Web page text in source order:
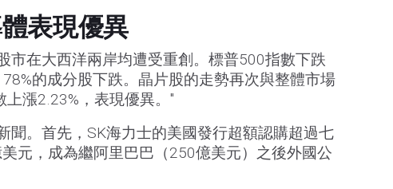
表現優異
市在大西洋兩岸均遭受重創。標普500指數下跌
的成分股下跌。晶片股的走勢再次與整體市場
漲2.23%，表現優異。"
聞。首先，SK海力士的美國發行超額認購超過七
元，成為繼阿里巴巴（250億美元）之後外國公